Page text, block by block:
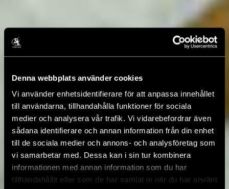
Denna webbplats använder cookies
Vi använder enhetsidentifierare för att anpassa innehållet
till användarna, tillhandahålla funktioner för sociala
medier och analysera vår trafik. Vi vidarebefordrar även
sådana identifierare och annan information från din enhet
till de sociala medier och annons- och analysföretag som
vi samarbetar med. Dessa kan i sin tur kombinera
informationen med annan information som du har
tillhandahållit eller som de har samlat in när du har använt